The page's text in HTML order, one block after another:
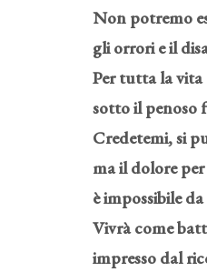
Non potremo
gli orrori e il
Per tutta la vita
sotto il penoso
Credetemi, si
ma il dolore
è impossibile
Vivrà come
impresso dal